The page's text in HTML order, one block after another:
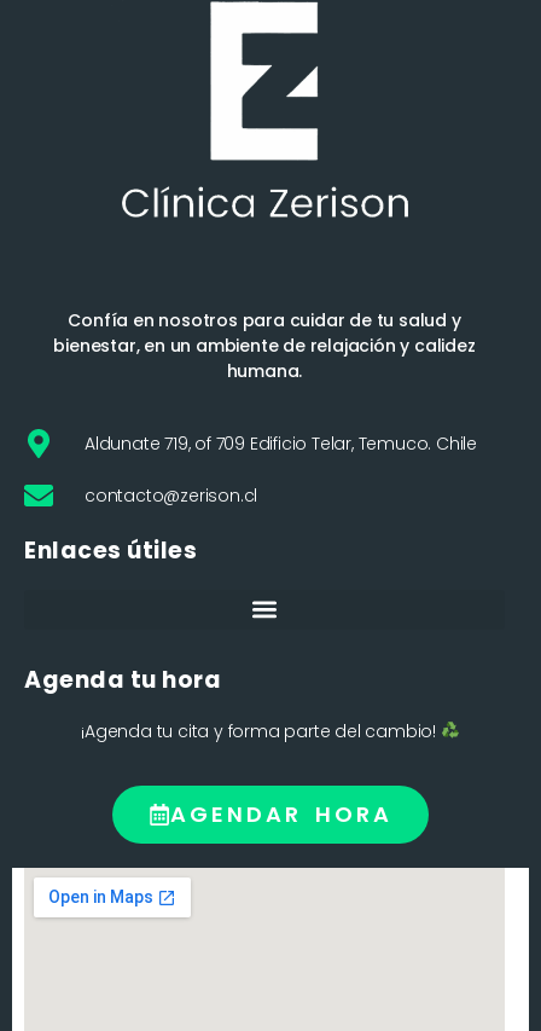
Confía en nosotros para cuidar de tu salud y
bienestar, en un ambiente de relajación y calidez
humana.
Aldunate 719, of 709 Edificio Telar, Temuco. Chile
contacto@zerison.cl
Enlaces útiles
Agenda tu hora
¡Agenda tu cita y forma parte del cambio!
AGENDAR HORA